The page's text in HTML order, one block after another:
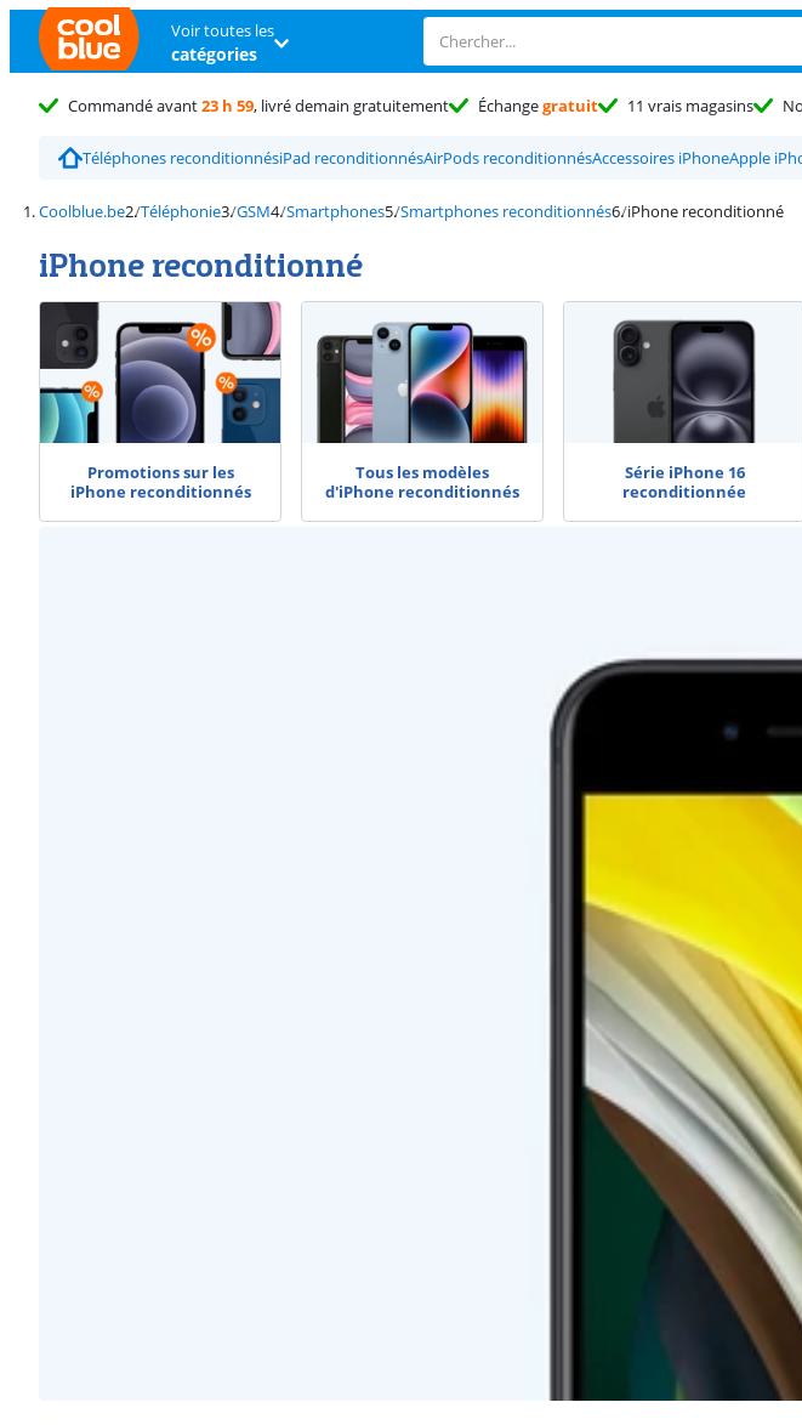
Voir toutes les
catégories
Commandé avant23 h 59, livré demain gratuitement Échangegratuit 11 vrais magasins
Téléphones reconditionnésiPad reconditionnésAirPods reconditionnésAccessoires iPhoneApple
Coolblue.be Téléphonie GSM Smartphones Smartphones reconditionnés iPhone reconditionné
iPhone reconditionné
Promotions sur les
iPhone reconditionnés
Tous les modèles
d'iPhone reconditionnés
Série iPhone 16
reconditionnée